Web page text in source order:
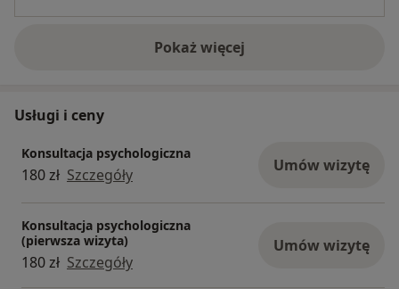
Pokaż więcejo doświadczeniu
Usługi i ceny
Konsultacja psychologiczna
180 zł Szczegóły Umów wizytę
Konsultacja psychologiczna
(pierwsza wizyta)
180 zł Szczegóły
Umów wizytę